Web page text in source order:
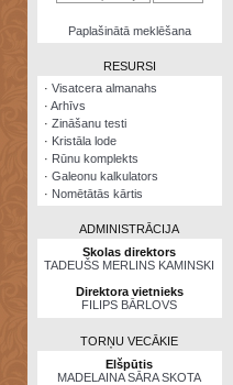
NomētātāsPaplašinātā meklēšana
RESURSI
· Visatcera almanahs
· Arhīvs
· Zināšanu testi
· Kristāla lode
· Rūnu komplekts
· Galeonu kalkulators
· Nomētātās kārtis
ADMINISTRĀCIJA
Skolas direktors
TADEUŠS MERLINS KAMINSKI
Direktora vietnieks
FILIPS BĀRLOVS
TORŅU VECĀKIE
Elšpūtis
MADELAINA SĀRA SKOTA